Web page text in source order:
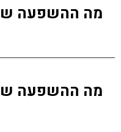
מה ההשפעה של
מה ההשפעה של